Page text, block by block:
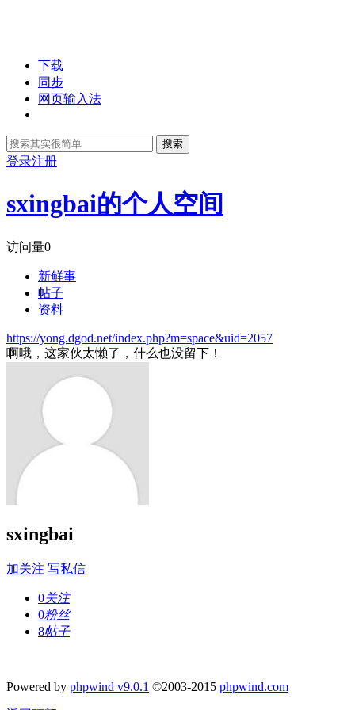
下载
同步
网页输入法
搜索
登录注册
sxingbai的个人空间
访问量0
新鲜事
帖子
资料
https://yong.dgod.net/index.php?m=space&uid=2057
啊哦，这家伙太懒了，什么也没留下！
sxingbai
加关注 写私信
0关注
0粉丝
8帖子
Powered by phpwind v9.0.1 ©2003-2015 phpwind.com